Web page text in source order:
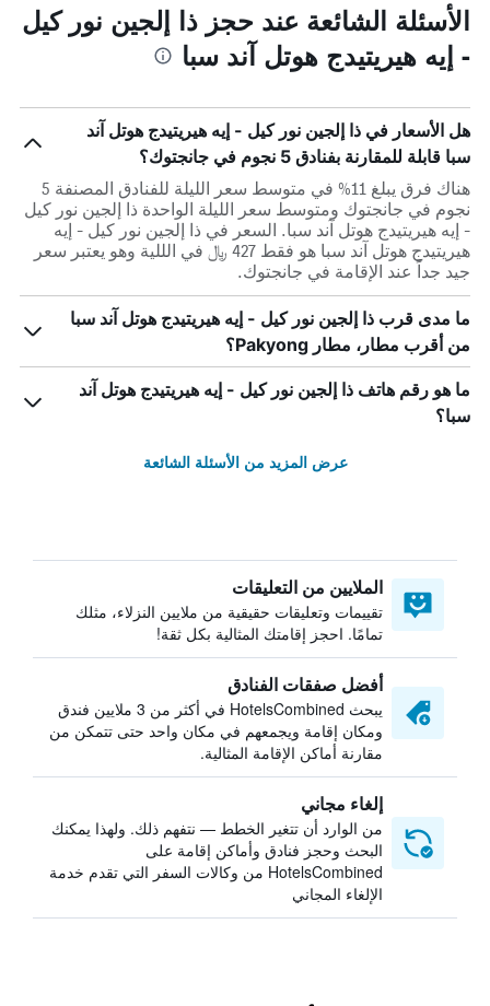
الأسئلة الشائعة عند حجز ذا إلجين نور كيل
- إيه هيريتيدج هوتل آند سبا
هل الأسعار في ذا إلجين نور كيل - إيه هيريتيدج هوتل آند
سبا قابلة للمقارنة بفنادق 5 نجوم في جانجتوك؟
هناك فرق يبلغ 11% في متوسط ​​سعر الليلة للفنادق المصنفة 5
نجوم في جانجتوك ومتوسط ​​سعر الليلة الواحدة ذا إلجين نور كيل
- إيه هيريتيدج هوتل آند سبا. السعر في ذا إلجين نور كيل - إيه
هيريتيدج هوتل آند سبا هو فقط 427 ﷼ في الللية وهو يعتبر سعر
جيد جداً عند الإقامة في جانجتوك.
ما مدى قرب ذا إلجين نور كيل - إيه هيريتيدج هوتل آند سبا
من أقرب مطار، مطار Pakyong؟
ما هو رقم هاتف ذا إلجين نور كيل - إيه هيريتيدج هوتل آند
سبا؟
عرض المزيد من الأسئلة الشائعة
الملايين من التعليقات
تقييمات وتعليقات حقيقية من ملايين النزلاء، مثلك
تمامًا. احجز إقامتك المثالية بكل ثقة!
أفضل صفقات الفنادق
يبحث HotelsCombined في أكثر من 3 ملايين فندق
ومكان إقامة ويجمعهم في مكان واحد حتى تتمكن من
مقارنة أماكن الإقامة المثالية.
إلغاء مجاني
من الوارد أن تتغير الخطط — نتفهم ذلك. ولهذا يمكنك
البحث وحجز فنادق وأماكن إقامة على
HotelsCombined من وكالات السفر التي تقدم خدمة
الإلغاء المجاني